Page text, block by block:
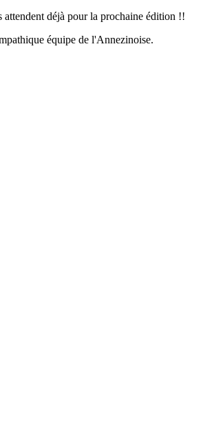
attendent déjà pour la prochaine édition !!
équipe de l'Annezinoise.